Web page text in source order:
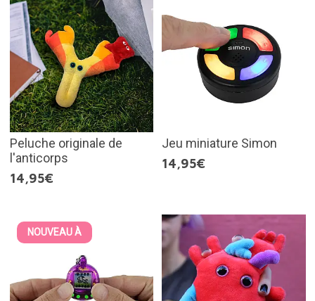
Peluche originale de
l'anticorps
14,95€
Jeu miniature Simon
14,95€
NOUVEAU À